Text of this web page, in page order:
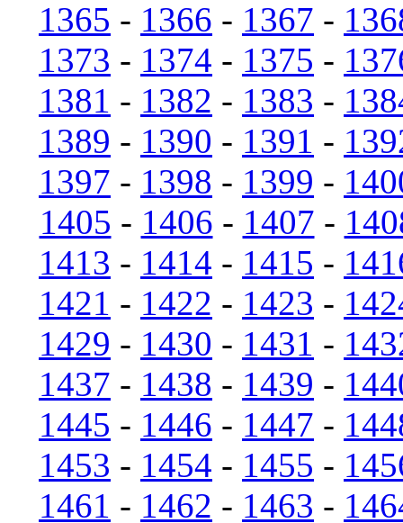
1365 - 1366 - 1367 -
1373 - 1374 - 1375 -
1381 - 1382 - 1383 -
1389 - 1390 - 1391 -
1397 - 1398 - 1399 -
1405 - 1406 - 1407 -
1413 - 1414 - 1415 -
1421 - 1422 - 1423 -
1429 - 1430 - 1431 -
1437 - 1438 - 1439 -
1445 - 1446 - 1447 -
1453 - 1454 - 1455 -
1461 - 1462 - 1463 -